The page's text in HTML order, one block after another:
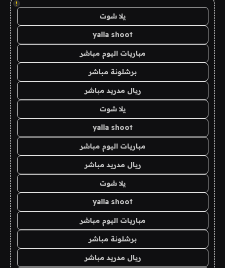
!
يلا شوت
yalla shoot
مباريات اليوم مباشر
برشلونة مباشر
ريال مدريد مباشر
يلا شوت
yalla shoot
مباريات اليوم مباشر
ريال مدريد مباشر
يلا شوت
yalla shoot
مباريات اليوم مباشر
برشلونة مباشر
ريال مدريد مباشر